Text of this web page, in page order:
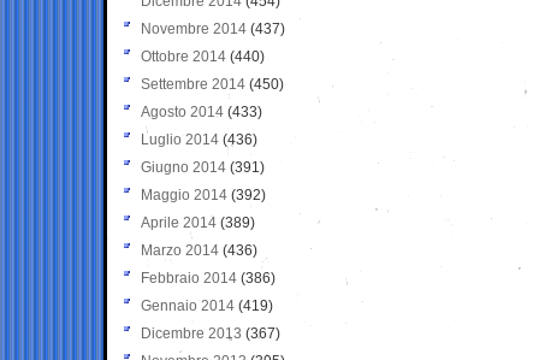
Novembre 2014 (437)
Ottobre 2014 (440)
Settembre 2014 (450)
Agosto 2014 (433)
Luglio 2014 (436)
Giugno 2014 (391)
Maggio 2014 (392)
Aprile 2014 (389)
Marzo 2014 (436)
Febbraio 2014 (386)
Gennaio 2014 (419)
Dicembre 2013 (367)